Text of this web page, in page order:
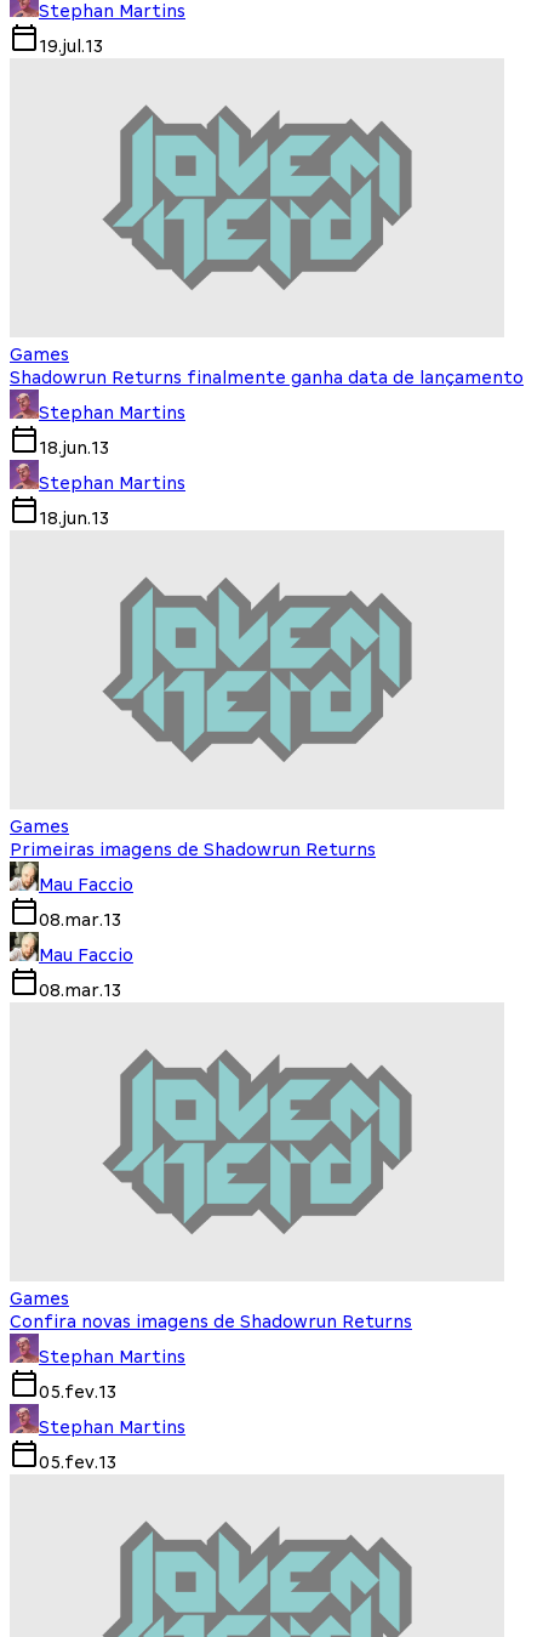
Stephan Martins
19.jul.13
Games
Shadowrun Returns finalmente ganha data de lançamento
Stephan Martins
18.jun.13
Stephan Martins
18.jun.13
Games
Primeiras imagens de Shadowrun Returns
Mau Faccio
08.mar.13
Mau Faccio
08.mar.13
Games
Confira novas imagens de Shadowrun Returns
Stephan Martins
05.fev.13
Stephan Martins
05.fev.13